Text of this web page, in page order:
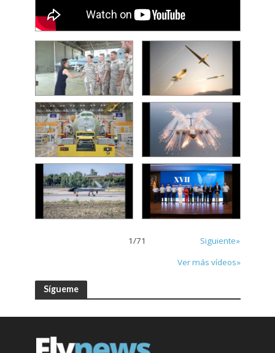
1/71
Siguiente»
Ver más vídeos»
Sígueme